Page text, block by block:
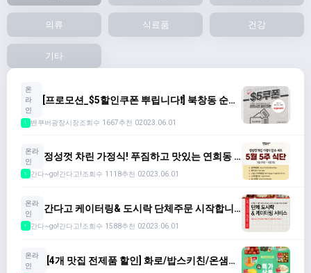
의류 식료품 건강
기타
온
라
인
[프로모션_$5할인쿠폰 뿌립니다❗️] 북창동 순두
1 밴쿠버광장시장조회수 1667추천 02023.06.01
온라
인
정성껏 차린 가정식! 푸짐하고 맛있는 연희동 5
1 간다~go!간다고!조회수 1118추천 02023.06.01
온라
인
간다고 케이터링& 도시락 단체주문 시작합니
1 간다~go!간다고!조회수 1588추천 02023.06.01
온라
인
[4개 맛집 전제품 할인] 화로/밥스키친/온샘이